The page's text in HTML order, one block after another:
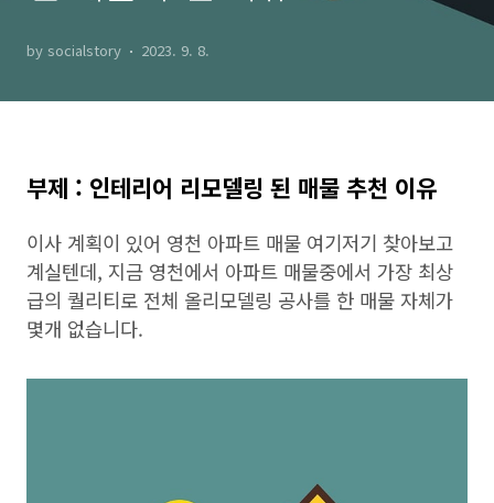
by socialstory 2023. 9. 8.
부제 : 인테리어 리모델링 된 매물 추천 이유
이사 계획이 있어 영천 아파트 매물 여기저기 찾아보고
계실텐데, 지금 영천에서 아파트 매물중에서 가장 최상
급의 퀄리티로 전체 올리모델링 공사를 한 매물 자체가
몇개 없습니다.